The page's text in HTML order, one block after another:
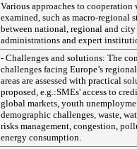
Various approaches to cooperation
examined, such as macro-regional
between national, regional and city
administrations and expert
- Challenges and solutions: The
challenges facing Europe’s
areas are assessed with practical
proposed, e.g.:SMEs' access to
global markets, youth
demographic challenges, waste,
risks management, congestion,
energy consumption.